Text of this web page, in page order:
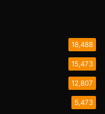
18,488
15,473
12,807
5,473